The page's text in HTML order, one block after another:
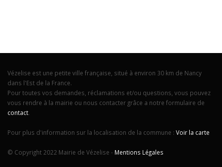
Vézelise est une petite ville française, situé à environ 30 km de Nancy
dans l'Est de la France.
Pour toutes vos demandes, réclamations et/ou questions, vous pouvez
vous rendre à la mairie ou nous contacter grâce a notre formulaire de
contact.
Pour plus d'information sur la localisation de la commune : Voir la carte
© Copyright 2022 Mairie de Vézelise - Mentions Légales